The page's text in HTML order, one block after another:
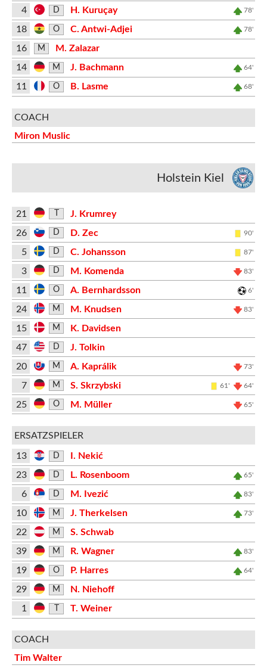
4 D H. Kuruçay 78'
18 O C. Antwi-Adjei 78'
16 M
M. Zalazar
14
M J. Bachmann 64'
11 O B. Lasme 68'
COACH
Miron Muslic
Holstein Kiel
21
J. Krumrey
26
D D. Zec 90'
5 D C. Johansson 87'
3 D M. Komenda 83'
11 O A. Bernhardsson 6'
24 M M. Knudsen 83'
15 M
K. Davidsen
47
D
J. Tolkin
20
M A. Kaprálik 73'
7 M S. Skrzybski 61' 64'
25 O M. Müller 65'
ERSATZSPIELER
13 D
I. Nekić
23
D L. Rosenboom 65'
6 D M. Ivezić 83'
10 M J. Therkelsen 73'
22 M
S. Schwab
39
M R. Wagner 83'
19 O P. Harres 64'
29 M
N. Niehoff
1
T. Weiner
COACH
Tim Walter